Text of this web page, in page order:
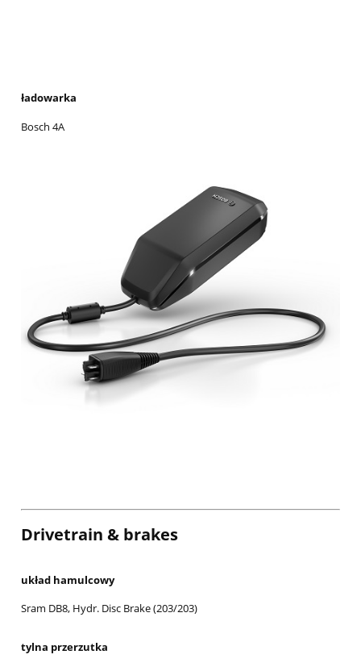
ładowarka
Bosch 4A
Drivetrain & brakes
układ hamulcowy
Sram DB8, Hydr. Disc Brake (203/203)
tylna przerzutka